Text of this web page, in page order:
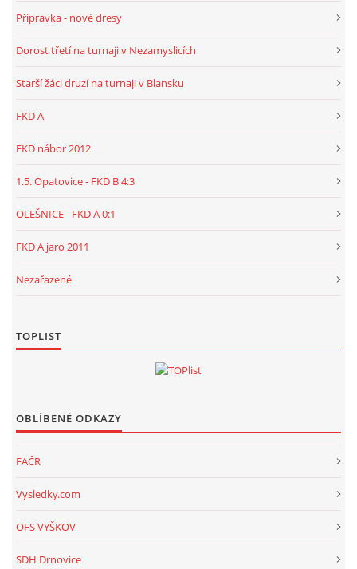
Přípravka - nové dresy
Dorost třetí na turnaji v Nezamyslicích
Starší žáci druzí na turnaji v Blansku
FKD A
FKD nábor 2012
1.5. Opatovice - FKD B 4:3
OLEŠNICE - FKD A 0:1
FKD A jaro 2011
Nezařazené
TOPLIST
OBLÍBENÉ ODKAZY
FAČR
Vysledky.com
OFS VYŠKOV
SDH Drnovice